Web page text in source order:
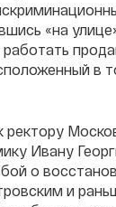
«на
в
ректору
Ивану
о
и